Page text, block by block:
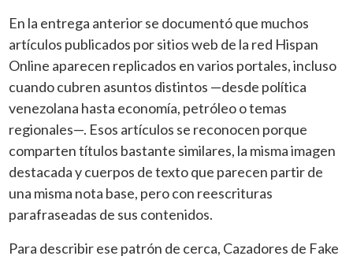
En la entrega anterior se documentó que muchos
artículos publicados por sitios web de la red Hispan
Online aparecen replicados en varios portales, incluso
cuando cubren asuntos distintos —desde política
venezolana hasta economía, petróleo o temas
regionales—. Esos artículos se reconocen porque
comparten títulos bastante similares, la misma imagen
destacada y cuerpos de texto que parecen partir de
una misma nota base, pero con reescrituras
parafraseadas de sus contenidos.
Para describir ese patrón de cerca, Cazadores de Fake